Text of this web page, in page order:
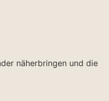
näherbringen und die